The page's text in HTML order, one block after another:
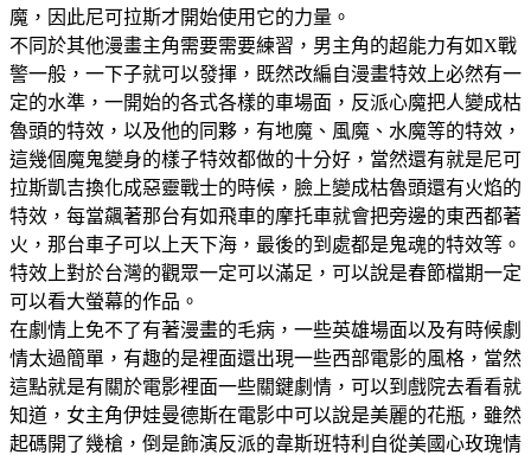
魔，因此尼可拉斯才開始使用它的力量。
不同於其他漫畫主角需要需要練習，男主角的超能力有如X戰
警一般，一下子就可以發揮，既然改編自漫畫特效上必然有一
定的水準，一開始的各式各樣的車場面，反派心魔把人變成枯
魯頭的特效，以及他的同夥，有地魔、風魔、水魔等的特效，
這幾個魔鬼變身的樣子特效都做的十分好，當然還有就是尼可
拉斯凱吉換化成惡靈戰士的時候，臉上變成枯魯頭還有火焰的
特效，每當飆著那台有如飛車的摩托車就會把旁邊的東西都著
火，那台車子可以上天下海，最後的到處都是鬼魂的特效等。
特效上對於台灣的觀眾一定可以滿足，可以說是春節檔期一定
可以看大螢幕的作品。
在劇情上免不了有著漫畫的毛病，一些英雄場面以及有時候劇
情太過簡單，有趣的是裡面還出現一些西部電影的風格，當然
這點就是有關於電影裡面一些關鍵劇情，可以到戲院去看看就
知道，女主角伊娃曼德斯在電影中可以說是美麗的花瓶，雖然
起碼開了幾槍，倒是飾演反派的韋斯班特利自從美國心玫瑰情